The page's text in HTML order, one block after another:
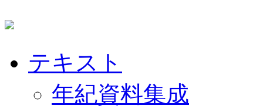
テキスト
年紀資料集成